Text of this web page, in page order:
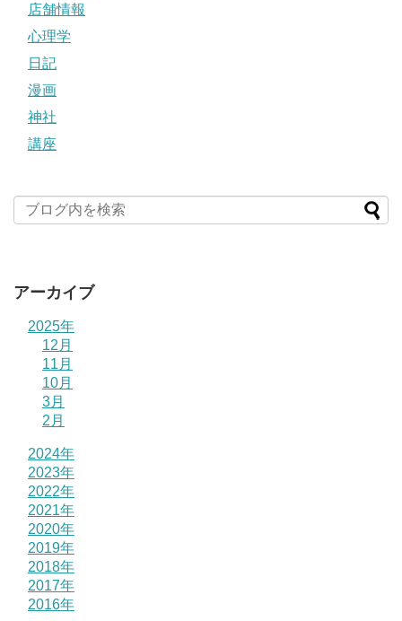
店舗情報
心理学
日記
漫画
神社
講座
アーカイブ
2025年
12月
11月
10月
3月
2月
2024年
2023年
2022年
2021年
2020年
2019年
2018年
2017年
2016年